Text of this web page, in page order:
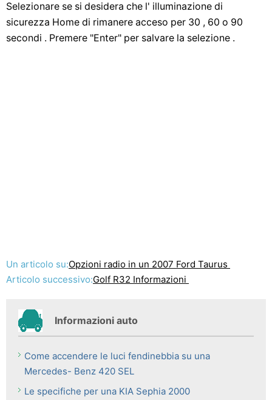
Selezionare se si desidera che l' illuminazione di
sicurezza Home di rimanere acceso per 30 , 60 o 90
secondi . Premere "Enter" per salvare la selezione .
Un articolo su:Opzioni radio in un 2007 Ford Taurus
Articolo successivo:Golf R32 Informazioni
Informazioni auto
Come accendere le luci fendinebbia su una
Mercedes- Benz 420 SEL
Le specifiche per una KIA Sephia 2000